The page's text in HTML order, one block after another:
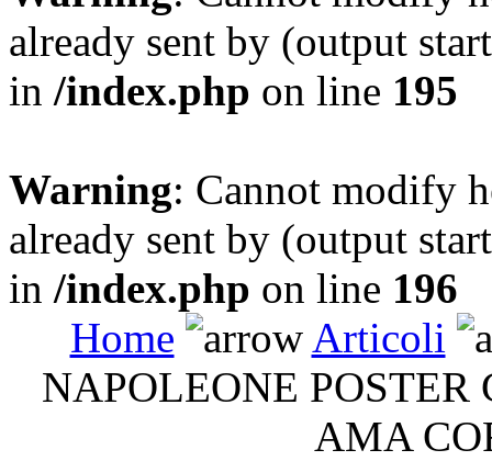
already sent by (output
in /index.php on line 195
Warning: Cannot modify
already sent by (output
in /index.php on line 196
Home
Articoli
NAPOLEONE
AMA